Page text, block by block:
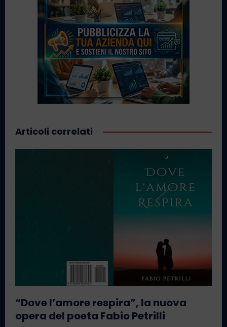
Articoli correlati
“Dove l’amore respira”, la nuova
opera del poeta Fabio Petrilli